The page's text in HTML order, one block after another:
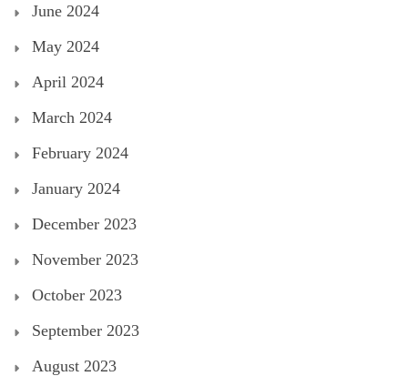
June 2024
May 2024
April 2024
March 2024
February 2024
January 2024
December 2023
November 2023
October 2023
September 2023
August 2023